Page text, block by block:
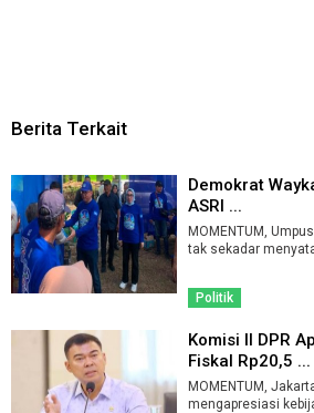
Berita Terkait
Demokrat
ASRI ...
MOMENTUM,
tak sekadar
Politik
Komisi II DPR
Fiskal Rp20,5 ...
MOMENTUM,
mengapresiasi